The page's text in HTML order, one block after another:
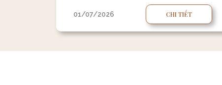
01/07/2026 CHI TIẾT